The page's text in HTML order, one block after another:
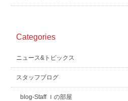
Categories
ニュース&トピックス
スタッフブログ
blog-Staff Ｉの部屋